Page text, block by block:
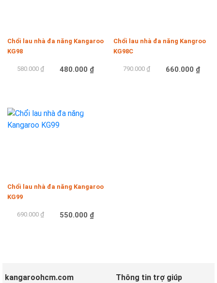
Chổi lau nhà đa năng Kangaroo
KG98
580.000 ₫ 480.000 ₫
Chổi lau nhà đa năng Kangroo
KG98C
790.000 ₫ 660.000 ₫
-20%
Chổi lau nhà đa năng Kangaroo
KG99
690.000 ₫ 550.000 ₫
kangaroohcm.com Thông tin trợ giúp